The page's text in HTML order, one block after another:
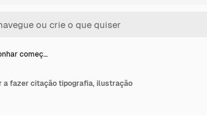
começ…
a fazer citação tipografia, ilustração